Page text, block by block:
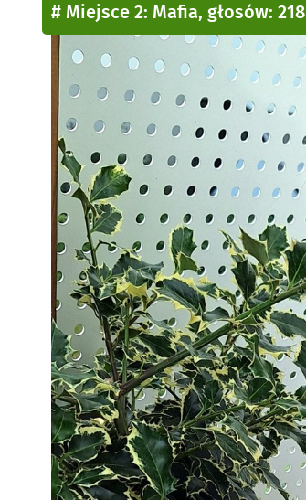
# Miejsce 2: Mafia, głosów: 218